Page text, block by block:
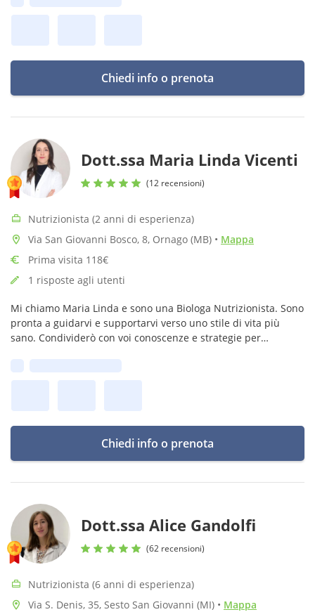
Chiedi info o prenota
Dott.ssa Maria Linda Vicenti
(12 recensioni)
Nutrizionista (2 anni di esperienza)
Via San Giovanni Bosco, 8, Ornago (MB) • Mappa
Prima visita 118€
1 risposte agli utenti
Mi chiamo Maria Linda e sono una Biologa Nutrizionista. Sono
pronta a guidarvi e supportarvi verso uno stile di vita più
sano. Condividerò con voi conoscenze e strategie per
Chiedi info o prenota
Dott.ssa Alice Gandolfi
(62 recensioni)
Nutrizionista (6 anni di esperienza)
Via S. Denis, 35, Sesto San Giovanni (MI) • Mappa